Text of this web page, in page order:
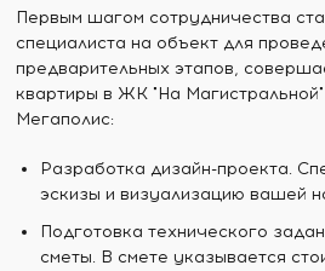
Первым шагом сотрудничества
специалиста на объект для
предварительных этапов,
квартиры в ЖК "На
Мегаполис:
Разработка дизайн-проекта.
эскизы и визуализацию вашей
Подготовка технического
сметы. В смете указывается